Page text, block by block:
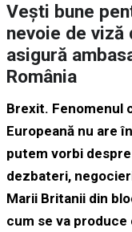
Vești bune
nevoie de
asigură
România
Brexit. Fenomenul
Europeană nu are
putem vorbi
dezbateri,
Marii Britanii din
cum se va